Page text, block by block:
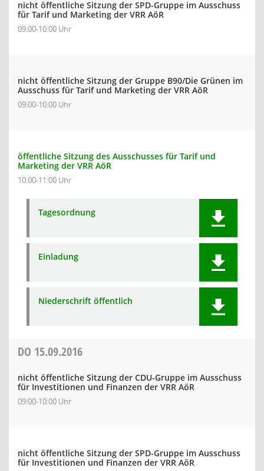
nicht öffentliche Sitzung der SPD-Gruppe im Ausschuss
für Tarif und Marketing der VRR AöR
09:00-10:00 Uhr
nicht öffentliche Sitzung der Gruppe B90/Die Grünen im
Ausschuss für Tarif und Marketing der VRR AöR
09:00-10:00 Uhr
öffentliche Sitzung des Ausschusses für Tarif und
Marketing der VRR AöR
10:00-11:00 Uhr
Tagesordnung
Einladung
Niederschrift öffentlich
DO 15.09.2016
nicht öffentliche Sitzung der CDU-Gruppe im Ausschuss
für Investitionen und Finanzen der VRR AöR
09:00-10:00 Uhr
nicht öffentliche Sitzung der SPD-Gruppe im Ausschuss
für Investitionen und Finanzen der VRR AöR